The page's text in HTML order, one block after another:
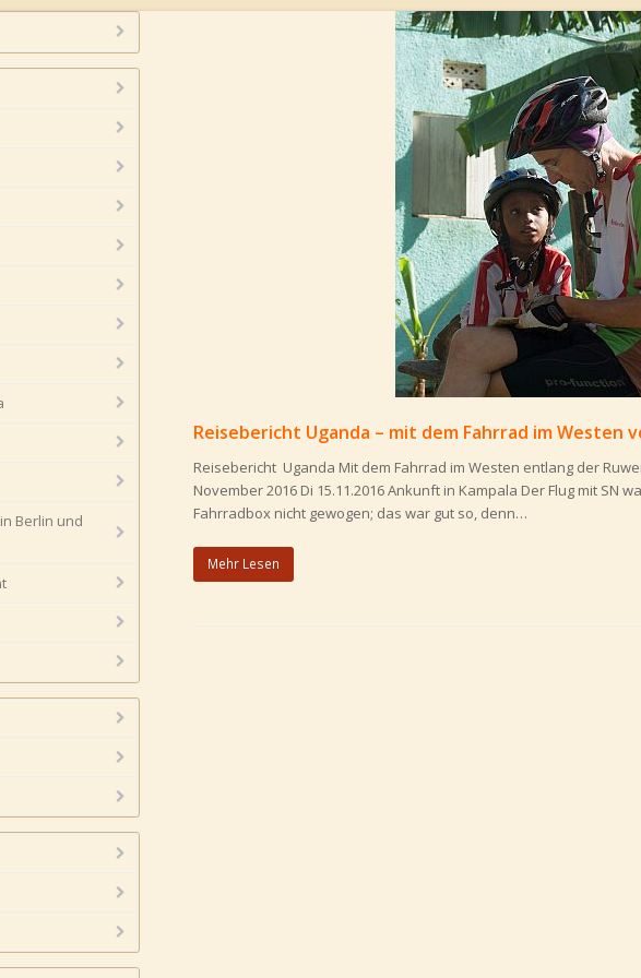
Reisebericht Uganda – mit dem Fahrrad im Westen
Reisebericht Uganda Mit dem Fahrrad im Westen entlang der
November 2016 Di 15.11.2016 Ankunft in Kampala Der Flug mit SN
Fahrradbox nicht gewogen; das war gut so, denn…
Mehr Lesen
Berlin und